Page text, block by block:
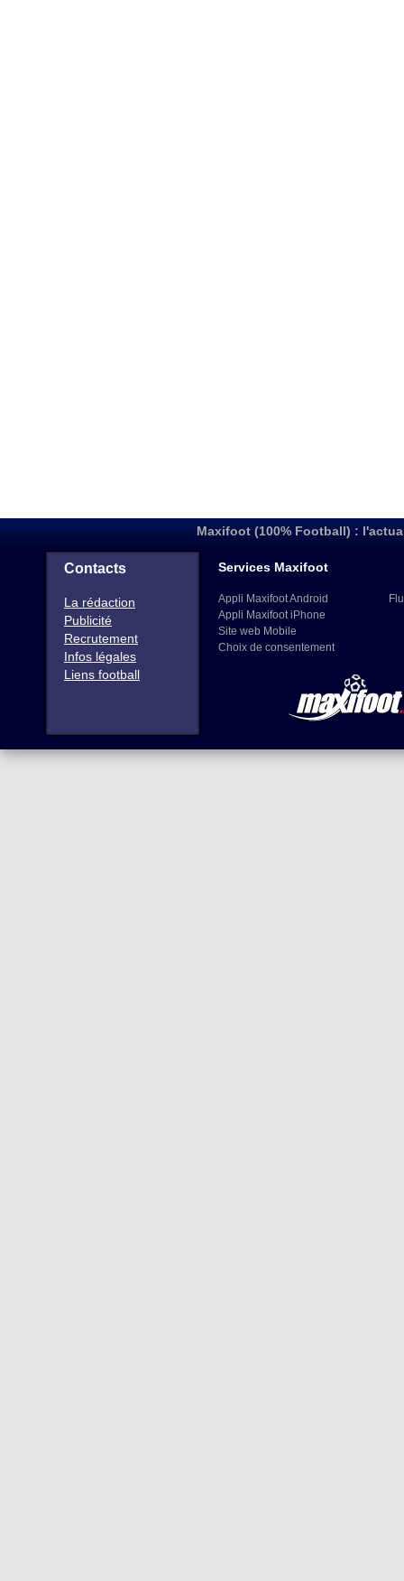
Maxifoot (100% Football) :
Contacts
La rédaction
Publicité
Recrutement
Infos légales
Liens football
Services Maxifoot
Appli Maxifoot Android
Appli Maxifoot iPhone
Site web Mobile
Choix de consentement